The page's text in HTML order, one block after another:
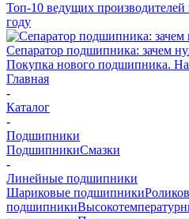
Топ-10 ведущих
году
Сепаратор подшипника: зачем
Покупка нового подшипника.
Главная
-
Каталог
-
Подшипники
ПодшипникиСмазки
-
Линейные подшипники
Шариковые подшипники
подшипники